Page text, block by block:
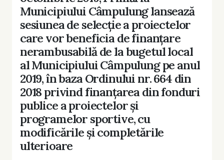
Municipiului Câmpulung lansează
sesiunea de selecție a proiectelor
care vor beneficia de finanțare
nerambusabilă de la bugetul local
al Municipiului Câmpulung pe anul
2019, în baza Ordinului nr. 664 din
2018 privind finanțarea din fonduri
publice a proiectelor și
programelor sportive, cu
modificările și completările
ulterioare